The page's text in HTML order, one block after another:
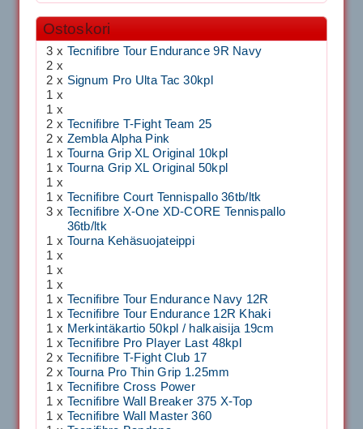
Ostoskori
3 x Tecnifibre Tour Endurance 9R Navy
2 x
2 x Signum Pro Ulta Tac 30kpl
1 x
1 x
2 x Tecnifibre T-Fight Team 25
2 x Zembla Alpha Pink
1 x Tourna Grip XL Original 10kpl
1 x Tourna Grip XL Original 50kpl
1 x
1 x Tecnifibre Court Tennispallo 36tb/ltk
3 x Tecnifibre X-One XD-CORE Tennispallo
36tb/ltk
1 x Tourna Kehäsuojateippi
1 x
1 x
1 x
1 x Tecnifibre Tour Endurance Navy 12R
1 x Tecnifibre Tour Endurance 12R Khaki
1 x Merkintäkartio 50kpl / halkaisija 19cm
1 x Tecnifibre Pro Player Last 48kpl
2 x Tecnifibre T-Fight Club 17
2 x Tourna Pro Thin Grip 1.25mm
1 x Tecnifibre Cross Power
1 x Tecnifibre Wall Breaker 375 X-Top
1 x Tecnifibre Wall Master 360